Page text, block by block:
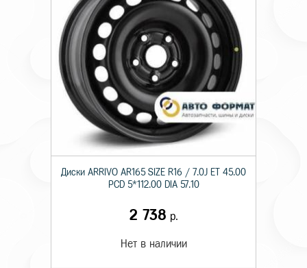
Диски ARRIVO AR165 SIZE R16 / 7.0J ET 45.00
PCD 5*112.00 DIA 57.10
2 738 р.
Нет в наличии